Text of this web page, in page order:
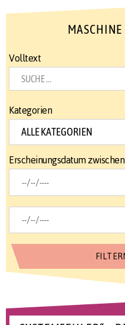
MASCHINE
Volltext
Kategorien
Erscheinungsdatum zwischen